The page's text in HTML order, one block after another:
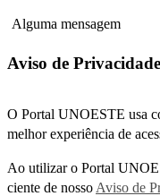
Alguma mensagem
Aviso de
O Portal UNOESTE usa
melhor experiência de
Ao utilizar o Portal
ciente de nosso Aviso de